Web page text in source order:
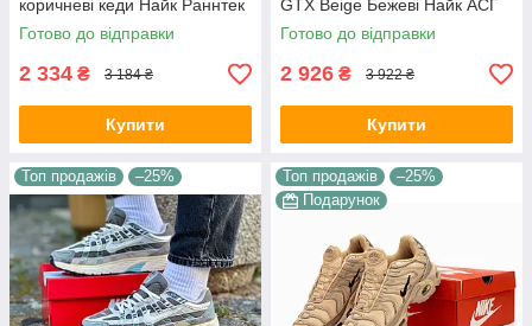
коричневі кеди Найк Раннтек
В2К текстиль демісезон
унісекс В'єтнам
Готово до відправки
2 334 ₴ 3 184 ₴
Купити
GTX Beige Бежеві Найк АСГ
гума текстиль gore-tex осінь
зима унісекс
Готово до відправки
2 926 ₴ 3 922 ₴
Купити
Топ продажів –25% Топ продажів
–25%
Подарунок